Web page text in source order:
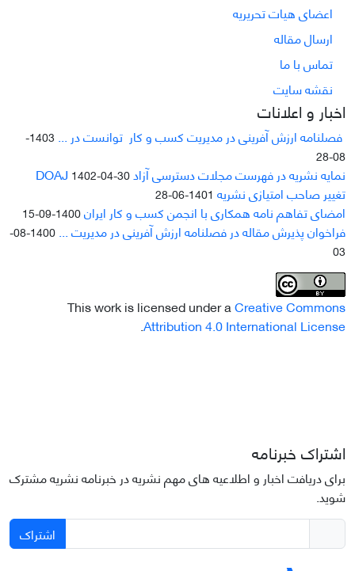
اعضای هیات تحریریه
ارسال مقاله
تماس با ما
نقشه سایت
اخبار و اعلانات
فصلنامه ارزش آفرینی در مدیریت کسب و کار توانست در ...
1403-
08-28
نمایه نشریه در فهرست مجلات دسترسی آزاد DOAJ1402-04-30
تغییر صاحب امتیازی نشریه 1401-06-28
امضای تفاهم نامه همکاری با انجمن کسب و کار ایران1400-09-15
فراخوان پذیرش مقاله در فصلنامه ارزش آفرینی در مدیریت ...
1400-08-
03
This work is licensed under aCreative Commons
Attribution 4.0 International License
.
اشتراک خبرنامه
برای دریافت اخبار و اطلاعیه های مهم نشریه در خبرنامه نشریه مشترک
شوید.
اشتراک